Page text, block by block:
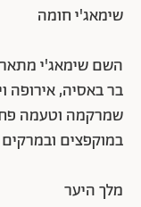
שימאג'י חומה
השם שימאג'י
בר באסיה, אירופה
שמרקמה וטעמה
במוקפצים ובמרקים
מלך היער